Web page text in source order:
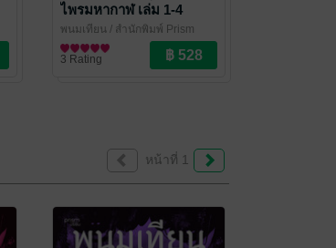
ไพรมหากาฬ เล่ม 1-4
พนมเทียน / สำนักพิมพ์ Prism
นิยายผจญภัย/บู๊แอกชัน
3 Rating
หน้าที่ 1